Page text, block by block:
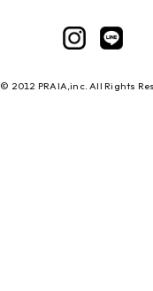
© 2012 PRAIA,inc. All Rights